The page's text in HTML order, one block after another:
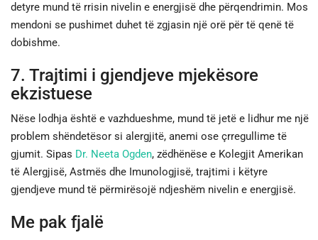
detyre mund të rrisin nivelin e energjisë dhe përqendrimin. Mos
mendoni se pushimet duhet të zgjasin një orë për të qenë të
dobishme.
7. Trajtimi i gjendjeve mjekësore
ekzistuese
Nëse lodhja është e vazhdueshme, mund të jetë e lidhur me një
problem shëndetësor si alergjitë, anemi ose çrregullime të
gjumit. Sipas Dr. Neeta Ogden, zëdhënëse e Kolegjit Amerikan
të Alergjisë, Astmës dhe Imunologjisë, trajtimi i këtyre
gjendjeve mund të përmirësojë ndjeshëm nivelin e energjisë.
Me pak fjalë